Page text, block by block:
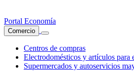
Portal Economía
Comercio
Centros de compras
Electrodomésticos y artículos para
Supermercados y autoservicios